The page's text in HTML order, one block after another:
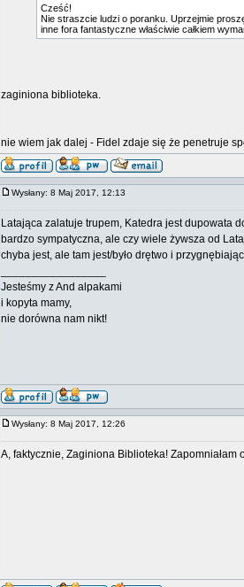
Cześć!
Nie straszcie ludzi o poranku. Uprzejmie
inne fora fantastyczne właściwie całkiem
zaginiona biblioteka.
nie wiem jak dalej - Fidel zdaje się że penetruje
Wysłany: 8 Maj 2017, 12:13
Latająca zalatuje trupem, Katedra jest dupowata
bardzo sympatyczna, ale czy wiele żywsza od
chyba jest, ale tam jest/było drętwo i
Jesteśmy z And alpakami
i kopyta mamy,
nie dorówna nam nikt!
Wysłany: 8 Maj 2017, 12:26
A, faktycznie, Zaginiona Biblioteka!